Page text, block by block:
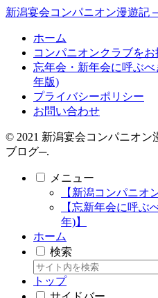
新潟宴会コンパニオン漫遊記
ホーム
コンパニオンクラブを
忘年会・新年会に呼ぶ
年版)
プライバシーポリシー
お問い合わせ
© 2021 新潟宴会コンパニオ
ブログ─.
メニュー
【新潟コンパニオ
【忘新年会に呼ぶ
年)】
ホーム
検索
トップ